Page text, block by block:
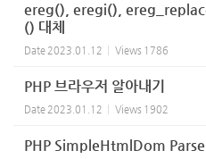
ereg(), eregi(),
() 대체
Date 2023.01.12 Views 1786
PHP 브라우저 알아내기
Date 2023.01.12 Views 1902
PHP SimpleHtmlDom